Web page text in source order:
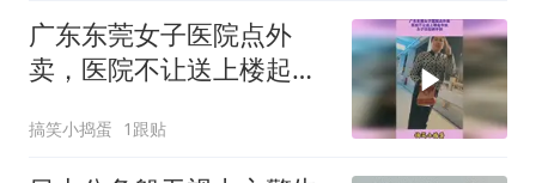
广东东莞女子医院点外
卖，医院不让送上楼起争
搞笑小捣蛋 1跟贴